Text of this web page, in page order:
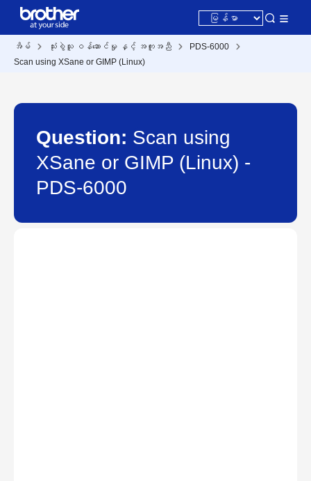
အိမ် သုံးစွဲသူ ဝန်ဆောင်မှု နှင့် အကူအညီ
PDS-6000
Scan using XSane or GIMP (Linux)
Question: Scan using
XSane or GIMP (Linux) -
PDS-6000